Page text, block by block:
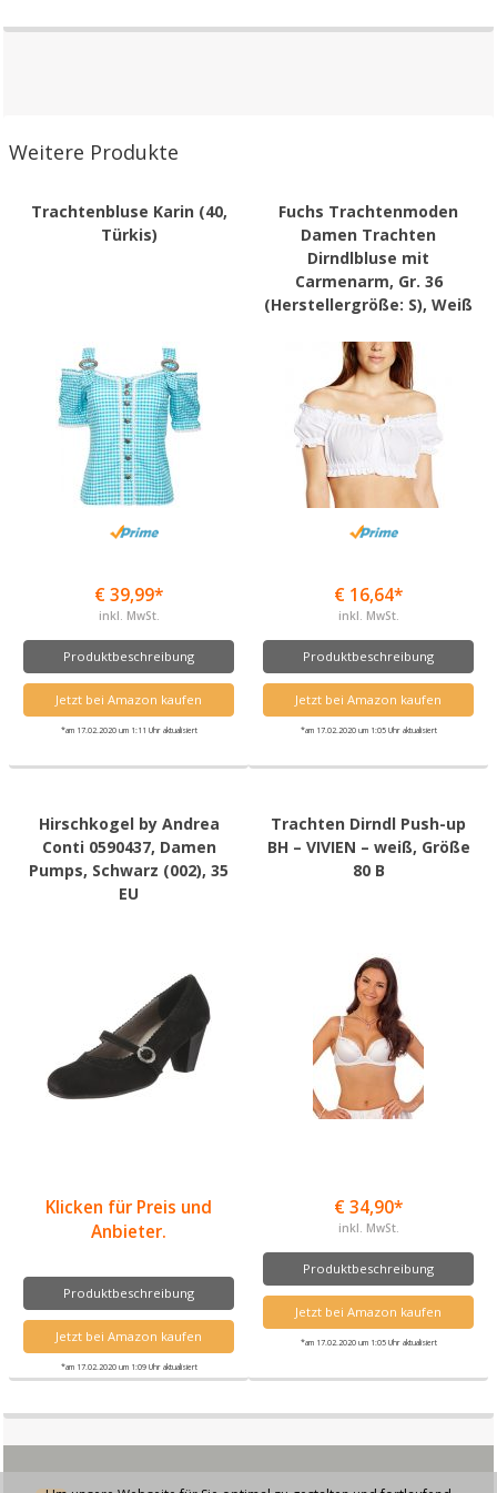
Weitere Produkte
Trachtenbluse Karin (40,
Türkis)
€ 39,99*
inkl. MwSt.
Produktbeschreibung
Jetzt bei Amazon kaufen
*am 17.02.2020 um 1:11 Uhr aktualisiert
Fuchs Trachtenmoden
Damen Trachten
Dirndlbluse mit
Carmenarm, Gr. 36
(Herstellergröße: S), Weiß
€ 16,64*
inkl. MwSt.
Produktbeschreibung
Jetzt bei Amazon kaufen
*am 17.02.2020 um 1:05 Uhr aktualisiert
Hirschkogel by Andrea
Conti 0590437, Damen
Pumps, Schwarz (002), 35
EU
Klicken für Preis und
Anbieter.
Produktbeschreibung
Jetzt bei Amazon kaufen
*am 17.02.2020 um 1:09 Uhr aktualisiert
Trachten Dirndl Push-up
BH – VIVIEN – weiß, Größe
80 B
€ 34,90*
inkl. MwSt.
Produktbeschreibung
Jetzt bei Amazon kaufen
*am 17.02.2020 um 1:05 Uhr aktualisiert